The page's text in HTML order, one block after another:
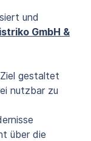
und
GmbH &
gestaltet
nutzbar zu
über die